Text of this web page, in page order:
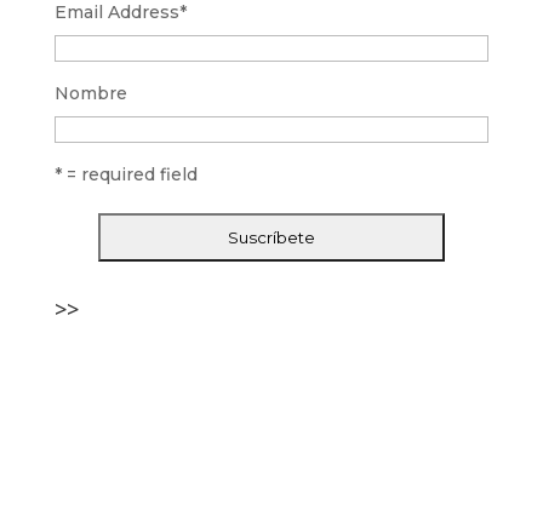
Email Address*
Nombre
* = required field
>>